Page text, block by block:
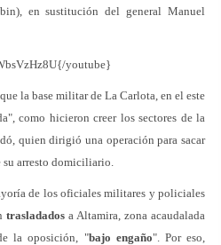
en sustitución del general Manuel
youtube}
la base militar de La Carlota, en el este
como hicieron creer los sectores de la
quien dirigió una operación para sacar
arresto domiciliario.
de los oficiales militares y policiales
trasladados a Altamira, zona acaudalada
la oposición, "bajo engaño". Por eso,